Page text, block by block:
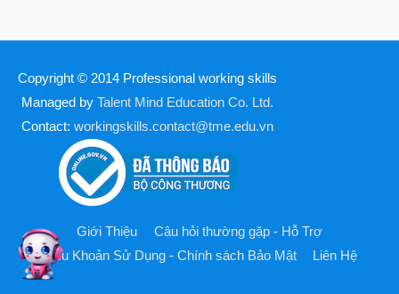
Copyright © 2014 Professional working skills
Managed by Talent Mind Education Co. Ltd.
Contact: workingskills.contact@tme.edu.vn
Giới Thiệu
Câu hỏi thường gặp - Hỗ Trợ
Điều Khoản Sử Dụng - Chính sách Bảo Mật
Liên Hệ